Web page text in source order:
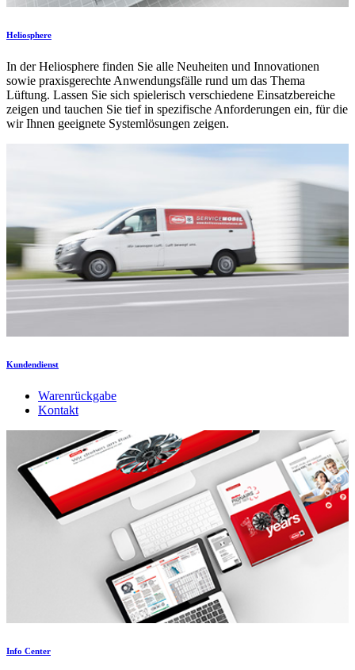
Heliosphere
In der Heliosphere finden Sie alle Neuheiten und Innovationen
sowie praxisgerechte Anwendungsfälle rund um das Thema
Lüftung. Lassen Sie sich spielerisch verschiedene Einsatzbereiche
zeigen und tauchen Sie tief in spezifische Anforderungen ein, für die
wir Ihnen geeignete Systemlösungen zeigen.
Kundendienst
Warenrückgabe
Kontakt
Info Center